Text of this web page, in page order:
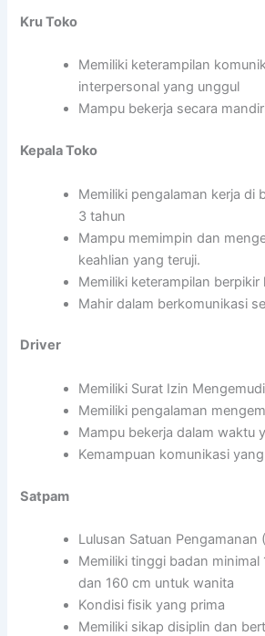
Kru Toko
Memiliki keterampilan
interpersonal yang unggul
Mampu bekerja secara
Kepala Toko
Memiliki pengalaman kerja di
3 tahun
Mampu memimpin dan
keahlian yang teruji.
Memiliki keterampilan berpikir
Mahir dalam berkomunikasi
Driver
Memiliki Surat Izin
Memiliki pengalaman
Mampu bekerja dalam waktu
Kemampuan komunikasi
Satpam
Lulusan Satuan Pengamanan
Memiliki tinggi badan minimal
dan 160 cm untuk wanita
Kondisi fisik yang prima
Memiliki sikap disiplin dan